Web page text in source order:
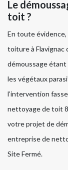
Le
toit ?
En toute évidence,
toiture à Flavignac
démoussage
les végétaux
l’intervention
nettoyage de toit
votre projet de
entreprise de
Site Fermé.